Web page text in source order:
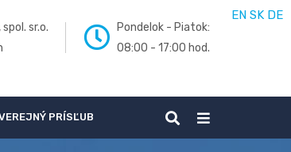
sr.o.
Pondelok - Piatok:
08:00 - 17:00 hod.
PRÍSĽUB
EN SK DE